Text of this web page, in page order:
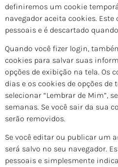
definiremos um cookie
navegador aceita cookies.
pessoais e é descartado
Quando você fizer login,
cookies para salvar suas
opções de exibição na tela. Os
dias e os cookies de opções de
selecionar “Lembrar de Mim”,
semanas. Se você sair da sua
serão removidos.
Se você editar ou publicar um
será salvo no seu navegador.
pessoais e simplesmente